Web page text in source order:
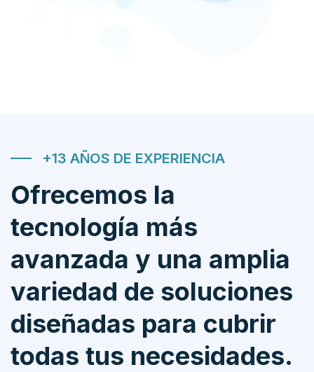
+13 AÑOS DE EXPERIENCIA
Ofrecemos la
tecnología más
avanzada y una amplia
variedad de soluciones
diseñadas para cubrir
todas tus necesidades.